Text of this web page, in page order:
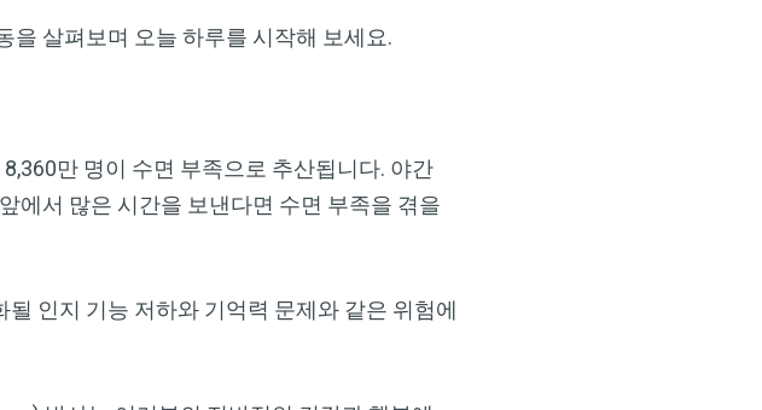
을 살펴보며 오늘 하루를 시작해 보세요.
만 명이 수면 부족으로 추산됩니다. 야간
에서 많은 시간을 보낸다면 수면 부족을 겪을
인지 기능 저하와 기억력 문제와 같은 위험에